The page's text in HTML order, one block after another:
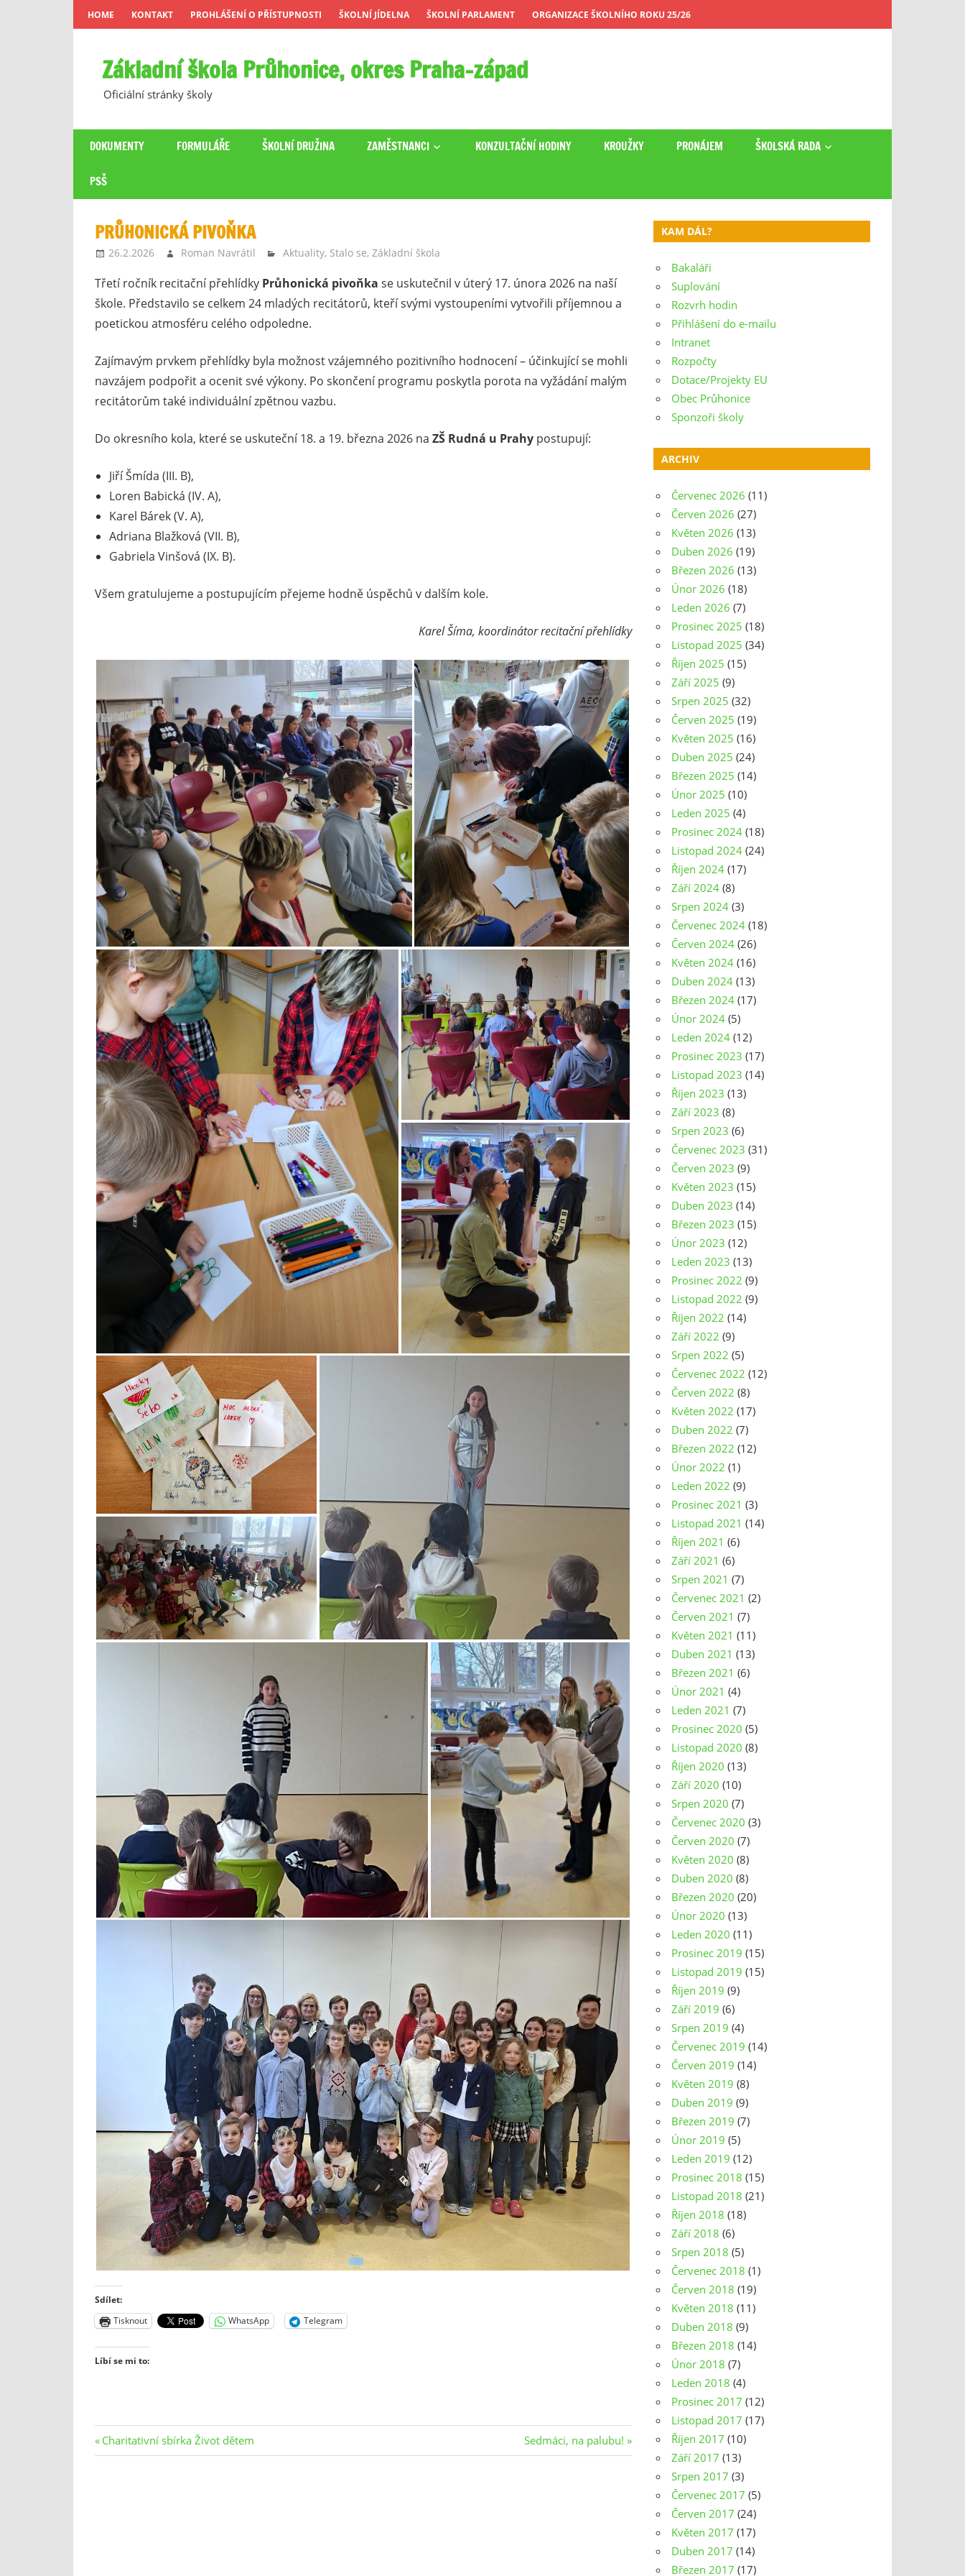
Skip
to
HOME KONTAKT PROHLÁŠENÍ O PŘÍSTUPNOSTI ŠKOLNÍ JÍDELNA ŠKOLNÍ PARLAMENT ORGANIZACE ŠKOLNÍHO ROKU 25/26
Základní škola Průhonice, okres Praha-západ
Oficiální stránky školy
DOKUMENTY FORMULÁŘE ŠKOLNÍ DRUŽINA ZAMĚSTNANCI KONZULTAČNÍ HODINY KROUŽKY PRONÁJEM ŠKOLSKÁ RADA
PSŠ
PRŮHONICKÁ PIVOŇKA
26.2.2026 Roman Navrátil Aktuality, Stalo se, Základní škola
Třetí ročník recitační přehlídky Průhonická pivoňka se uskutečnil v úterý 17. února 2026 na naší
škole. Představilo se celkem 24 mladých recitátorů, kteří svými vystoupeními vytvořili příjemnou a
poetickou atmosféru celého odpoledne.
Zajímavým prvkem přehlídky byla možnost vzájemného pozitivního hodnocení – účinkující se mohli
navzájem podpořit a ocenit své výkony. Po skončení programu poskytla porota na vyžádání malým
recitátorům také individuální zpětnou vazbu.
Do okresního kola, které se uskuteční 18. a 19. března 2026 na ZŠ Rudná u Prahy postupují:
Jiří Šmída (III. B),
Loren Babická (IV. A),
Karel Bárek (V. A),
Adriana Blažková (VII. B),
Gabriela Vinšová (IX. B).
Všem gratulujeme a postupujícím přejeme hodně úspěchů v dalším kole.
Karel Šíma, koordinátor recitační přehlídky
Sdílet:
Tisknout
WhatsApp Telegram
Líbí se mi to:
Navigace
Previous
Post:
Charitativní sbírka Život dětem
Next
Post:
Sedmáci, na palubu!
KAM DÁL?
Bakaláři
Suplování
Rozvrh hodin
Přihlášení do e-mailu
Intranet
Rozpočty
Dotace/Projekty EU
Obec Průhonice
Sponzoři školy
ARCHIV
Červenec 2026 (11)
Červen 2026 (27)
Květen 2026 (13)
Duben 2026 (19)
Březen 2026 (13)
Únor 2026 (18)
Leden 2026 (7)
Prosinec 2025 (18)
Listopad 2025 (34)
Říjen 2025 (15)
Září 2025 (9)
Srpen 2025 (32)
Červen 2025 (19)
Květen 2025 (16)
Duben 2025 (24)
Březen 2025 (14)
Únor 2025 (10)
Leden 2025 (4)
Prosinec 2024 (18)
Listopad 2024 (24)
Říjen 2024 (17)
Září 2024 (8)
Srpen 2024 (3)
Červenec 2024 (18)
Červen 2024 (26)
Květen 2024 (16)
Duben 2024 (13)
Březen 2024 (17)
Únor 2024 (5)
Leden 2024 (12)
Prosinec 2023 (17)
Listopad 2023 (14)
Říjen 2023 (13)
Září 2023 (8)
Srpen 2023 (6)
Červenec 2023 (31)
Červen 2023 (9)
Květen 2023 (15)
Duben 2023 (14)
Březen 2023 (15)
Únor 2023 (12)
Leden 2023 (13)
Prosinec 2022 (9)
Listopad 2022 (9)
Říjen 2022 (14)
Září 2022 (9)
Srpen 2022 (5)
Červenec 2022 (12)
Červen 2022 (8)
Květen 2022 (17)
Duben 2022 (7)
Březen 2022 (12)
Únor 2022 (1)
Leden 2022 (9)
Prosinec 2021 (3)
Listopad 2021 (14)
Říjen 2021 (6)
Září 2021 (6)
Srpen 2021 (7)
Červenec 2021 (2)
Červen 2021 (7)
Květen 2021 (11)
Duben 2021 (13)
Březen 2021 (6)
Únor 2021 (4)
Leden 2021 (7)
Prosinec 2020 (5)
Listopad 2020 (8)
Říjen 2020 (13)
Září 2020 (10)
Srpen 2020 (7)
Červenec 2020 (3)
Červen 2020 (7)
Květen 2020 (8)
Duben 2020 (8)
Březen 2020 (20)
Únor 2020 (13)
Leden 2020 (11)
Prosinec 2019 (15)
Listopad 2019 (15)
Říjen 2019 (9)
Září 2019 (6)
Srpen 2019 (4)
Červenec 2019 (14)
Červen 2019 (14)
Květen 2019 (8)
Duben 2019 (9)
Březen 2019 (7)
Únor 2019 (5)
Leden 2019 (12)
Prosinec 2018 (15)
Listopad 2018 (21)
Říjen 2018 (18)
Září 2018 (6)
Srpen 2018 (5)
Červenec 2018 (1)
Červen 2018 (19)
Květen 2018 (11)
Duben 2018 (9)
Březen 2018 (14)
Únor 2018 (7)
Leden 2018 (4)
Prosinec 2017 (12)
Listopad 2017 (17)
Říjen 2017 (10)
Září 2017 (13)
Srpen 2017 (3)
Červenec 2017 (5)
Červen 2017 (24)
Květen 2017 (17)
Duben 2017 (14)
Březen 2017 (17)